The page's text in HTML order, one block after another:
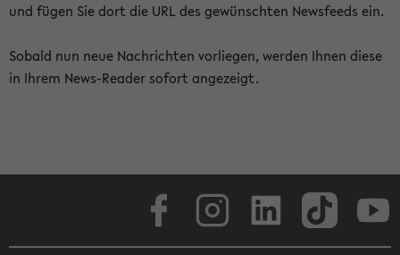
und fügen Sie dort die URL des gewünschten Newsfeeds ein.
Sobald nun neue Nachrichten vorliegen, werden Ihnen diese
in Ihrem News-Reader sofort angezeigt.